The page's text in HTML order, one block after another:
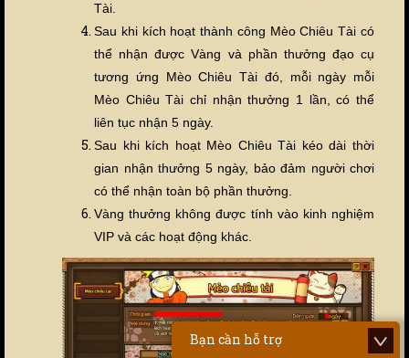
Tài.
Sau khi kích hoạt thành công Mèo Chiêu Tài có
thể nhận được Vàng và phần thưởng đạo cụ
tương ứng Mèo Chiêu Tài đó, mỗi ngày mỗi
Mèo Chiêu Tài chỉ nhận thưởng 1 lần, có thể
liên tục nhận 5 ngày.
Sau khi kích hoạt Mèo Chiêu Tài kéo dài thời
gian nhận thưởng 5 ngày, bảo đảm người chơi
có thể nhận toàn bộ phần thưởng.
Vàng thưởng không được tính vào kinh nghiệm
VIP và các hoạt động khác.
Bạn cần hỗ trợ